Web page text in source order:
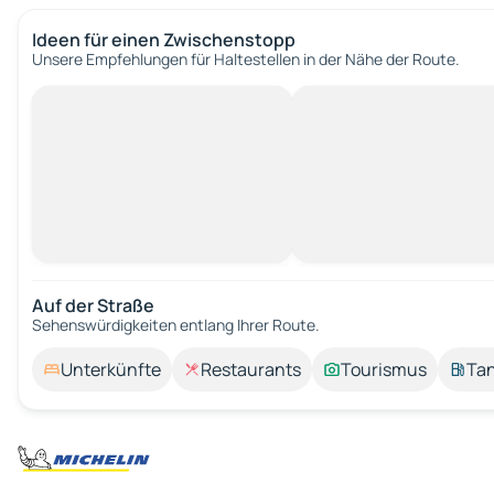
Ideen für einen Zwischenstopp
Unsere Empfehlungen für Haltestellen in der Nähe der Route.
Auf der Straße
Sehenswürdigkeiten entlang Ihrer Route.
Unterkünfte Restaurants Tourismus